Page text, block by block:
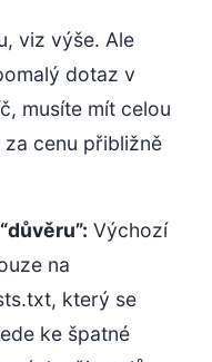
viz výše. Ale
dotaz v
musíte mít celou
cenu přibližně
Výchozí
na
který se
ke špatné